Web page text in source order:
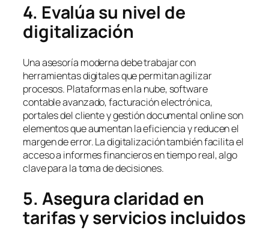
4. Evalúa su nivel de
digitalización
Una asesoría moderna debe trabajar con
herramientas digitales que permitan agilizar
procesos. Plataformas en la nube, software
contable avanzado, facturación electrónica,
portales del cliente y gestión documental online son
elementos que aumentan la eficiencia y reducen el
margen de error. La digitalización también facilita el
acceso a informes financieros en tiempo real, algo
clave para la toma de decisiones.
5. Asegura claridad en
tarifas y servicios incluidos